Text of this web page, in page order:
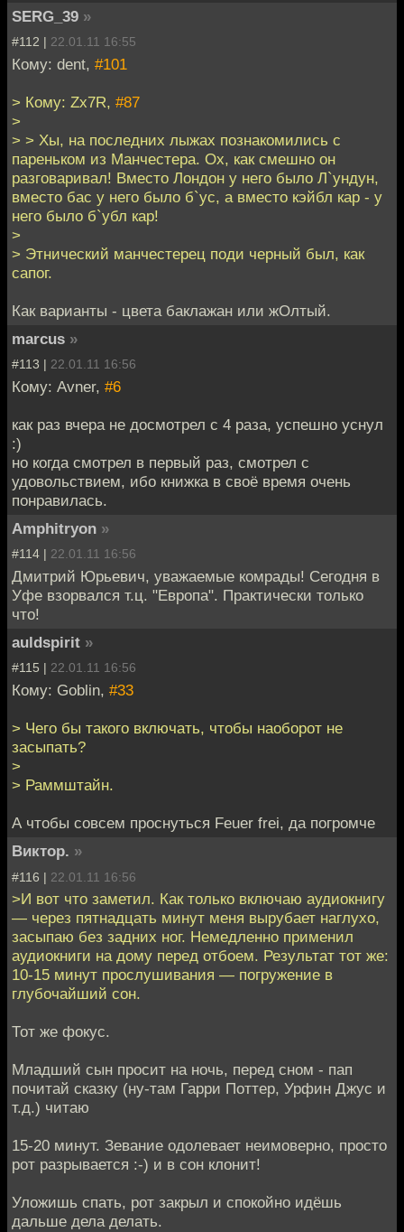
SERG_39 »
#112 | 22.01.11 16:55
Кому: dent, #101
> Кому: Zx7R, #87
>
> > Хы, на последних лыжах познакомились с
пареньком из Манчестера. Ох, как смешно он
разговаривал! Вместо Лондон у него было Л`ундун,
вместо бас у него было б`ус, а вместо кэйбл кар - у
него было б`убл кар!
>
> Этнический манчестерец поди черный был, как
сапог.
Как варианты - цвета баклажан или жОлтый.
marcus »
#113 | 22.01.11 16:56
Кому: Avner, #6
как раз вчера не досмотрел с 4 раза, успешно уснул
:)
но когда смотрел в первый раз, смотрел с
удовольствием, ибо книжка в своё время очень
понравилась.
Amphitryon »
#114 | 22.01.11 16:56
Дмитрий Юрьевич, уважаемые комрады! Сегодня в
Уфе взорвался т.ц. "Европа". Практически только
что!
auldspirit »
#115 | 22.01.11 16:56
Кому: Goblin, #33
> Чего бы такого включать, чтобы наоборот не
засыпать?
>
> Раммштайн.
А чтобы совсем проснуться Feuer frei, да погромче
Виктор. »
#116 | 22.01.11 16:56
>И вот что заметил. Как только включаю аудиокнигу
— через пятнадцать минут меня вырубает наглухо,
засыпаю без задних ног. Немедленно применил
аудиокниги на дому перед отбоем. Результат тот же:
10-15 минут прослушивания — погружение в
глубочайший сон.
Тот же фокус.
Младший сын просит на ночь, перед сном - пап
почитай сказку (ну-там Гарри Поттер, Урфин Джус и
т.д.) читаю
15-20 минут. Зевание одолевает неимоверно, просто
рот разрывается :-) и в сон клонит!
Уложишь спать, рот закрыл и спокойно идёшь
дальше дела делать.